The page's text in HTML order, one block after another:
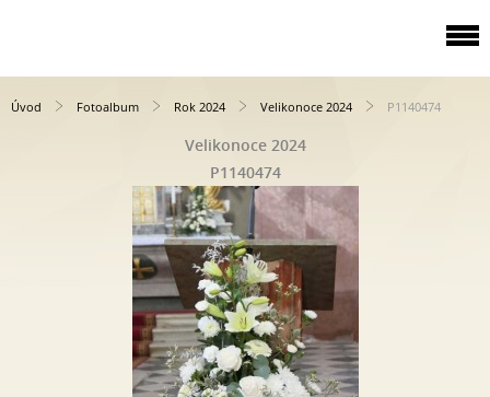
Úvod Fotoalbum Rok 2024 Velikonoce 2024 P1140474
Velikonoce 2024
P1140474